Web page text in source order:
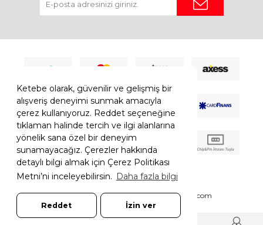
Ketebe olarak, güvenilir ve gelişmiş bir
alışveriş deneyimi sunmak amacıyla
çerez kullanıyoruz. Reddet seçeneğine
tıklaman halinde tercih ve ilgi alanlarına
yönelik sana özel bir deneyim
sunamayacağız. Çerezler hakkında
detaylı bilgi almak için Çerez Politikası
Metni’ni inceleyebilirsin. Daha fazla bilgi
Reddet İzin ver
© 2026 Ketebe Tüm Hakkı Saklıdır. Ketebe.com
7308052261181544